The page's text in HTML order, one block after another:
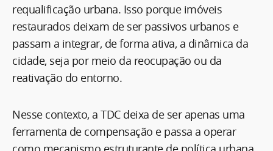
requalificação urbana. Isso porque imóveis
restaurados deixam de ser passivos urbanos e
passam a integrar, de forma ativa, a dinâmica da
cidade, seja por meio da reocupação ou da
reativação do entorno.
Nesse contexto, a TDC deixa de ser apenas uma
ferramenta de compensação e passa a operar